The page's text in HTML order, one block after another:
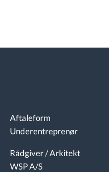
Aftaleform
Underentreprenør
Rådgiver / Arkitekt
WSP A/S